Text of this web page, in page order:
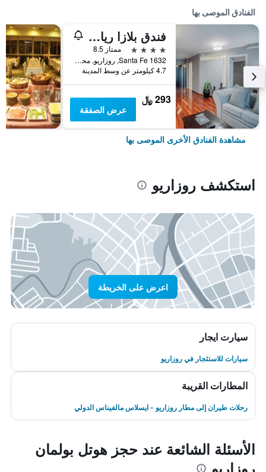
الفنادق الموصى بها
فندق بلازا ريال سويتس
4 نجوم
ممتاز 8.5
Santa Fe 1632, روزاريو, محافظة سانتا في, الأرجنتين
4.7 كيلومتر عن وسط المدينة
293 ﷼
عرض الصفقة
مشاهدة الفنادق الأخرى الموصى بها
استكشف روزاريو
اعرض على الخريطة
سيارت ايجار
سيارات للاستئجار في روزاريو
المطارات القريبة
رحلات طيران إلى مطار روزاريو - ايسلاس مالفيناس الدولي
الأسئلة الشائعة عند حجز هوتل بولمان
روزاريو